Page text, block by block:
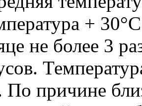
+
не более 3
причине